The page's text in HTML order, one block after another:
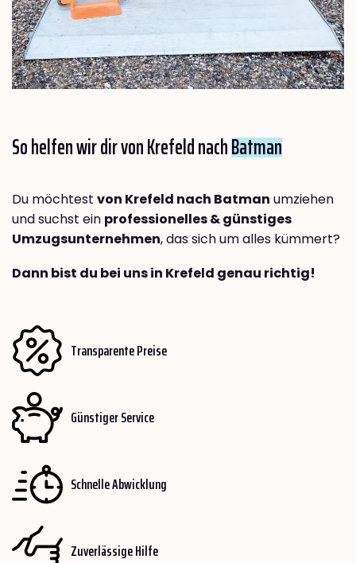
So helfen wir dir von Krefeld nachBatman
Du möchtest von Krefeld nach Batman umziehen
und suchst ein professionelles & günstiges
Umzugsunternehmen, das sich um alles kümmert?
Dann bist du bei uns in Krefeld genau richtig!
Transparente Preise
Günstiger Service
Schnelle Abwicklung
Zuverlässige Hilfe